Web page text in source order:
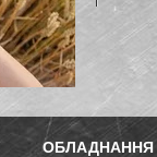
ОБЛАДНАННЯ